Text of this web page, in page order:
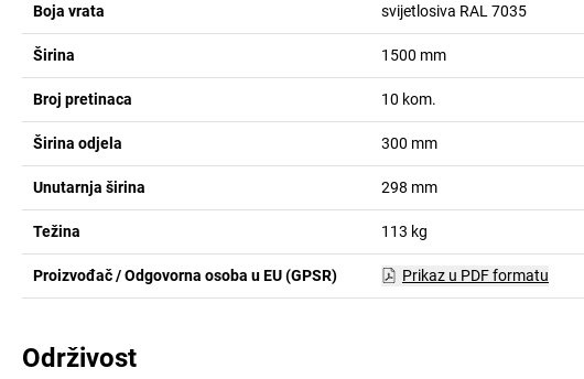
Boja vrata svijetlosiva RAL 7035
Širina 1500 mm
Broj pretinaca 10 kom.
Širina odjela 300 mm
Unutarnja širina 298 mm
Težina 113 kg
Proizvođač / Odgovorna osoba u EU (GPSR) Prikaz u PDF formatu
Održivost